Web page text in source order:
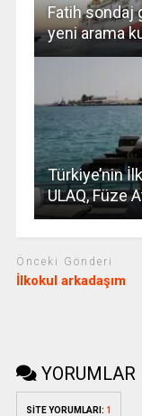
Fatih sondaj
yeni arama
Türkiye’nin
ULAQ, Füze
Önceki Gönderi
İlkokul arkadaşım
YORUMLAR
SİTE YORUMLARI: 1